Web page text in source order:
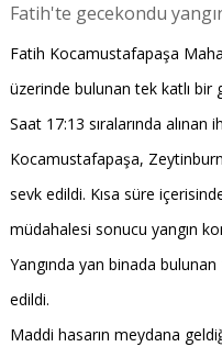
Fatih'te gecekondu
Fatih Kocamustafapaşa
üzerinde bulunan tek katlı bir
Saat 17:13 sıralarında
Kocamustafapaşa,
sevk edildi. Kısa süre
müdahalesi sonucu yangın
Yangında yan binada
edildi.
Maddi hasarın meydana